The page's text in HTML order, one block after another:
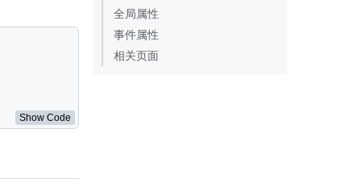
Show Code
全局属性
事件属性
相关页面